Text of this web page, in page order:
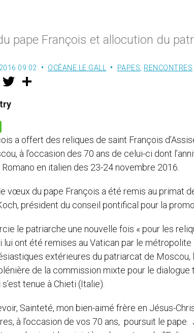
pape François et allocution du
09:02 OCÉANE LE GALL PAPES RENCONTRES
F
a
o
w
a offert des reliques de saint François
à l’occasion des 70 ans de celui-ci dont
Romano en italien des 23-24 novembre 2016.
vœux du pape François a été remis au primat
président du conseil pontifical pour la
le patriarche une nouvelle fois « pour les
lui ont été remises au Vatican par le
extérieures du patriarcat de Moscou,
de la commission mixte pour le dialogue
tenue à Chieti (Italie).
Sainteté, mon bien-aimé frère en Jésus-
à l’occasion de vos 70 ans, poursuit le